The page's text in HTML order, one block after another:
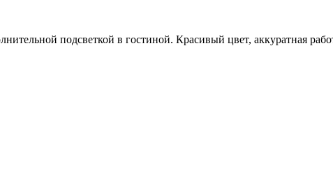
подсветкой в гостиной. Красивый цвет, аккуратная